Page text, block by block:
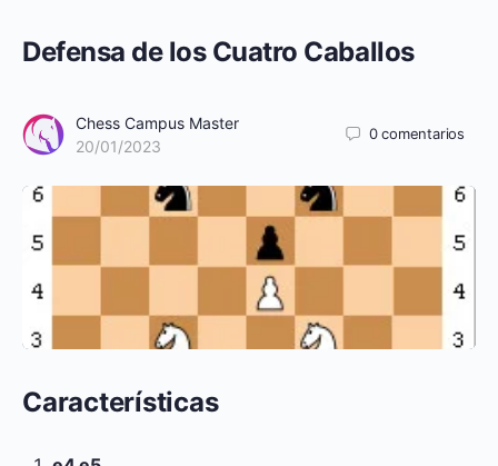
Defensa de los Cuatro Caballos
Chess Campus Master
20/01/2023
0comentarios
Características